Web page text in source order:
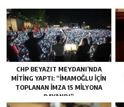
CHP BEYAZIT MEYDANI’NDA
MITING YAPTI: “İMAMOĞLU IÇIN
TOPLANAN IMZA 15 MILYONA
DAYANDI”